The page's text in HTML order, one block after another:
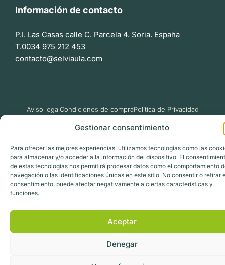
Gestionar consentimiento
Para ofrecer las mejores experiencias, utilizamos tecnologías como las
para almacenar y/o acceder a la información del dispositivo. El
de estas tecnologías nos permitirá procesar datos como el comportamiento
navegación o las identificaciones únicas en este sitio. No consentir o retirar
consentimiento, puede afectar negativamente a ciertas características y
funciones.
Aceptar
Denegar
Información de contacto
P.I. Las Casas calle C. Parcela 4. Soria. España
T.0034 975 212 453
contacto@selviaula.com
Selviaula © 2026 Todos los derechos reservados
Aviso legalCondiciones de compraPolítica de Privacidad